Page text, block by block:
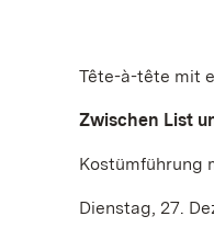
Tête-à-tête mit
Zwischen List
Kostümführung
Dienstag, 27.